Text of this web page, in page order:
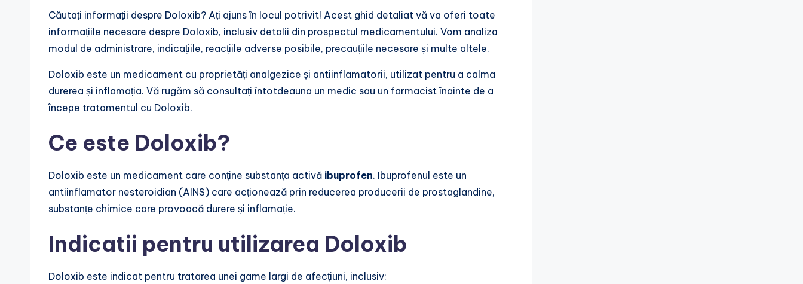
Căutați informații despre Doloxib? Ați ajuns în locul potrivit! Acest ghid detaliat vă va oferi toate
informațiile necesare despre Doloxib, inclusiv detalii din prospectul medicamentului. Vom analiza
modul de administrare, indicațiile, reacțiile adverse posibile, precauțiile necesare și multe altele.
Doloxib este un medicament cu proprietăți analgezice și antiinflamatorii, utilizat pentru a calma
durerea și inflamația. Vă rugăm să consultați întotdeauna un medic sau un farmacist înainte de a
începe tratamentul cu Doloxib.
Ce este Doloxib?
Doloxib este un medicament care conține substanța activă ibuprofen. Ibuprofenul este un
antiinflamator nesteroidian (AINS) care acționează prin reducerea producerii de prostaglandine,
substanțe chimice care provoacă durere și inflamație.
Indicatii pentru utilizarea Doloxib
Doloxib este indicat pentru tratarea unei game largi de afecțiuni, inclusiv: